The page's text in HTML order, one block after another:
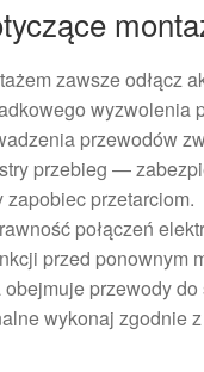
zawsze odłącz
wyzwolenia
przewodów
przebieg —
zapobiec przetarciom.
połączeń
przed ponownym
przewody
wykonaj zgodnie